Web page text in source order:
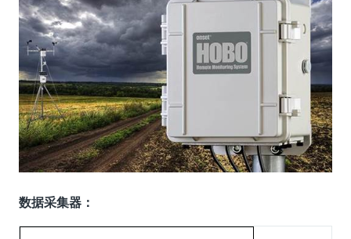
数据采集器：